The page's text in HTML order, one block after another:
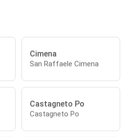
Cimena
San Raffaele Cimena
Castagneto Po
Castagneto Po